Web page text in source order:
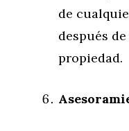
de
después
propiedad.